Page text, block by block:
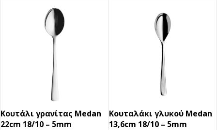
Κουτάλι γρανίτας Medan
22cm 18/10 – 5mm
Κουταλάκι γλυκού Medan
13,6cm 18/10 – 5mm